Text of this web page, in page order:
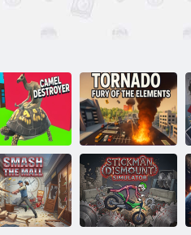
Ničitel
velbloudů
Tornado:
Elemental Fury